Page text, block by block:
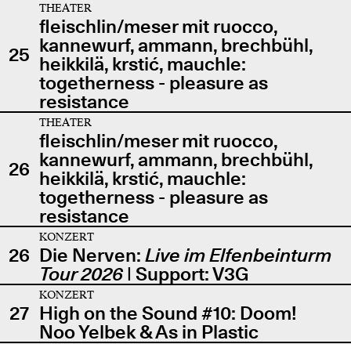
25
THEATER
fleischlin/meser mit ruocco,
kannewurf, ammann, brechbühl,
heikkilä, krstić, mauchle:
togetherness - pleasure as
resistance
26
THEATER
fleischlin/meser mit ruocco,
kannewurf, ammann, brechbühl,
heikkilä, krstić, mauchle:
togetherness - pleasure as
resistance
26
KONZERT
Die Nerven: Live im Elfenbeinturm
Tour 2026| Support: V3G
27
KONZERT
High on the Sound #10: Doom!
Noo Yelbek & As in Plastic